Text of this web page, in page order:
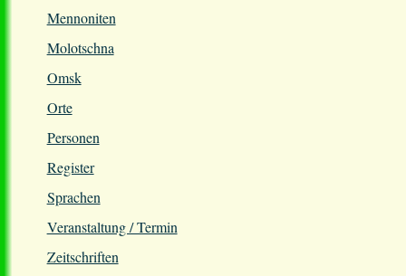
Mennoniten
Molotschna
Omsk
Orte
Personen
Register
Sprachen
Veranstaltung / Termin
Zeitschriften